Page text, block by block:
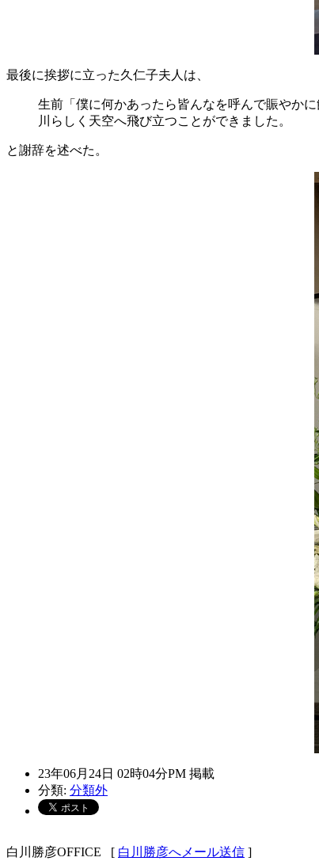
最後に挨拶に立った久仁子夫人は、
生前「僕に何かあったら皆んなを呼んで賑やか
川らしく天空へ飛び立つことができました。
と謝辞を述べた。
23年06月24日 02時04分PM 掲載
分類: 分類外
白川勝彦OFFICE [ 白川勝彦へメール送信 ]